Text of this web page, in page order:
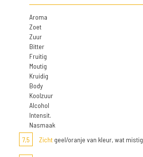
Aroma
Zoet
Zuur
Bitter
Fruitig
Moutig
Kruidig
Body
Koolzuur
Alcohol
Intensit.
Nasmaak
7,5
Zicht geel/oranje van kleur, wat mistig